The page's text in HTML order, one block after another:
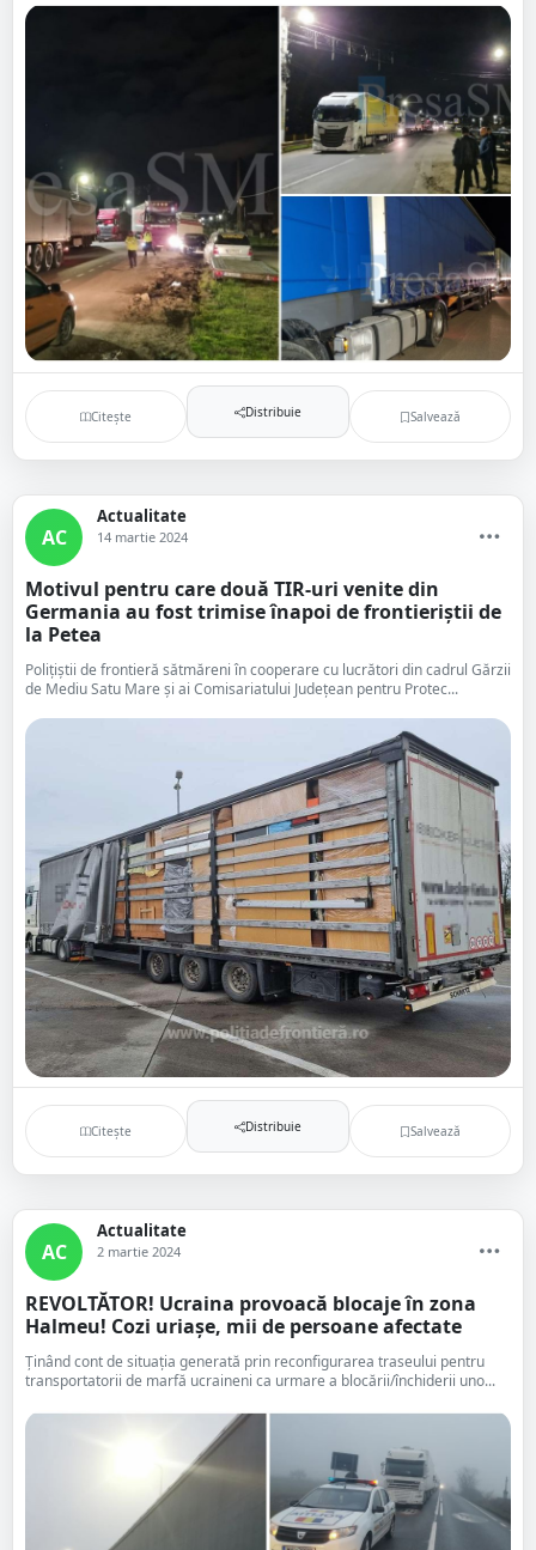
Citește Distribuie Salvează
AC
Actualitate
14 martie 2024
Motivul pentru care două TIR-uri venite din
Germania au fost trimise înapoi de frontieriștii de
la Petea
Poliţiştii de frontieră sătmăreni în cooperare cu lucrători din cadrul Gărzii
de Mediu Satu Mare și ai Comisariatului Județean pentru Protec...
Citește Distribuie Salvează
AC
Actualitate
2 martie 2024
REVOLTĂTOR! Ucraina provoacă blocaje în zona
Halmeu! Cozi uriașe, mii de persoane afectate
Ţinând cont de situația generată prin reconfigurarea traseului pentru
transportatorii de marfă ucraineni ca urmare a blocării/închiderii uno...